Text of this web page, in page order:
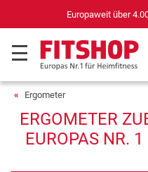
Europaweit über
Ergometer
ERGOMETER
EUROPAS NR.